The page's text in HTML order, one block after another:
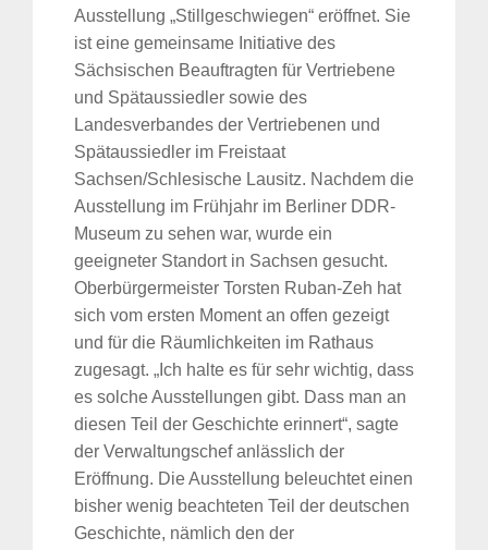
Ausstellung „Stillgeschwiegen“ eröffnet. Sie
ist eine gemeinsame Initiative des
Sächsischen Beauftragten für Vertriebene
und Spätaussiedler sowie des
Landesverbandes der Vertriebenen und
Spätaussiedler im Freistaat
Sachsen/Schlesische Lausitz. Nachdem die
Ausstellung im Frühjahr im Berliner DDR-
Museum zu sehen war, wurde ein
geeigneter Standort in Sachsen gesucht.
Oberbürgermeister Torsten Ruban-Zeh hat
sich vom ersten Moment an offen gezeigt
und für die Räumlichkeiten im Rathaus
zugesagt. „Ich halte es für sehr wichtig, dass
es solche Ausstellungen gibt. Dass man an
diesen Teil der Geschichte erinnert“, sagte
der Verwaltungschef anlässlich der
Eröffnung. Die Ausstellung beleuchtet einen
bisher wenig beachteten Teil der deutschen
Geschichte, nämlich den der